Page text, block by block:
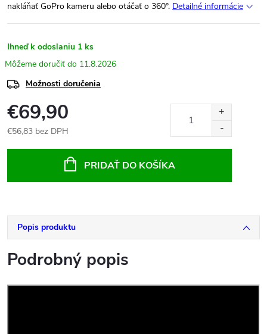
nakláňať GoPro kameru alebo otáčať o 360°. Detailné informácie
Ihneď k odoslaniu 1 ks
11.8.2026
Možnosti doručenia
€69,90
€56,83 bez DPH
PRIDAŤ DO KOŠÍKA
Popis produktu
Podrobný popis